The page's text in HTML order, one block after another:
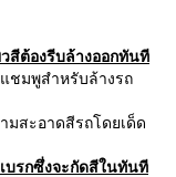
สีต้องรีบล้างออกทันที
ชมพูสำหรับล้างรถ
มสะอาดสีรถโดยเด็ด
บรกซึ่งจะกัดสีในทันที